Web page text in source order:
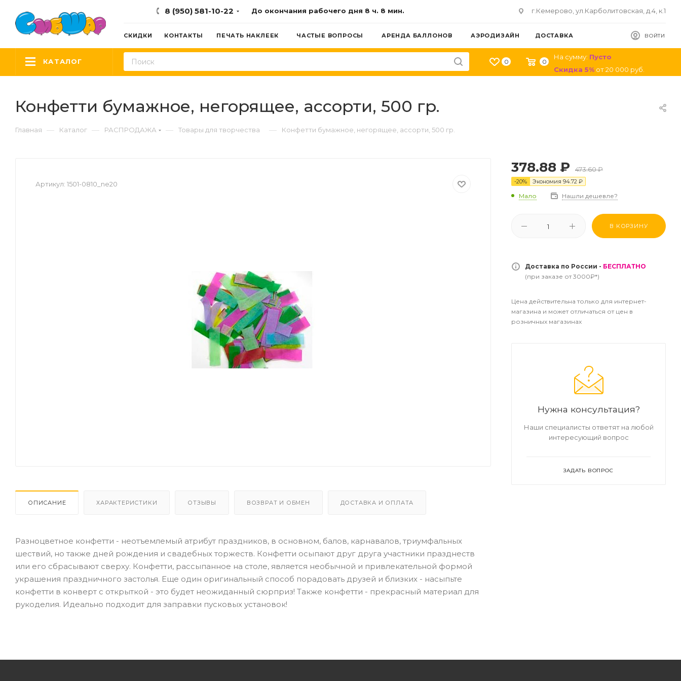
8 (950) 581-10-22 До окончания рабочего дня 8 ч. 8 мин. г.Кемерово, ул.Карболитовская, д.4, к.1
ВОЙТИ
СКИДКИ КОНТАКТЫ ПЕЧАТЬ НАКЛЕЕК ЧАСТЫЕ ВОПРОСЫ АРЕНДА БАЛЛОНОВ АЭРОДИЗАЙН ДОСТАВКА
0 0
На сумму: Пусто
Скидка 5% от20 000 руб.
КАТАЛОГ
Конфетти бумажное, негорящее, ассорти, 500 гр.
Главная — Каталог — РАСПРОДАЖА — Товары для творчества — Конфетти бумажное, негорящее, ассорти, 500 гр.
Артикул: 1501-0810_ne20
ОПИСАНИЕ ХАРАКТЕРИСТИКИ ОТЗЫВЫ ВОЗВРАТ И ОБМЕН ДОСТАВКА И ОПЛАТА
Разноцветное конфетти - неотъемлемый атрибут праздников, в основном, балов, карнавалов, триумфальных
шествий, но также дней рождения и свадебных торжеств. Конфетти осыпают друг друга участники празднеств
или его сбрасывают сверху. Конфетти, рассыпанное на столе, является необычной и привлекательной формой
украшения праздничного застолья. Еще один оригинальный способ порадовать друзей и близких - насыпьте
конфетти в конверт с открыткой - это будет неожиданный сюрприз! Также конфетти - прекрасный материал для
рукоделия. Идеально подходит для заправки пусковых установок!
378.88 ₽ 473.60₽
-20% Экономия 94.72 ₽
Мало Нашли дешевле?
В КОРЗИНУ
Доставка по России - БЕСПЛАТНО
(при заказе от 3000₽*)
Цена действительна только для интернет-
магазина и может отличаться от цен в
розничных магазинах
Нужна консультация?
Наши специалисты ответят на любой
интересующий вопрос
ЗАДАТЬ ВОПРОС